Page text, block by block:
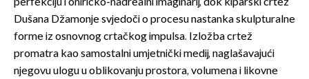
Dušana Džamonje svjedoči o procesu nastanka skulpturalne
forme iz osnovnog crtačkog impulsa. Izložba crtež
promatra kao samostalni umjetnički medij, naglašavajući
njegovu ulogu u oblikovanju prostora, volumena i likovne